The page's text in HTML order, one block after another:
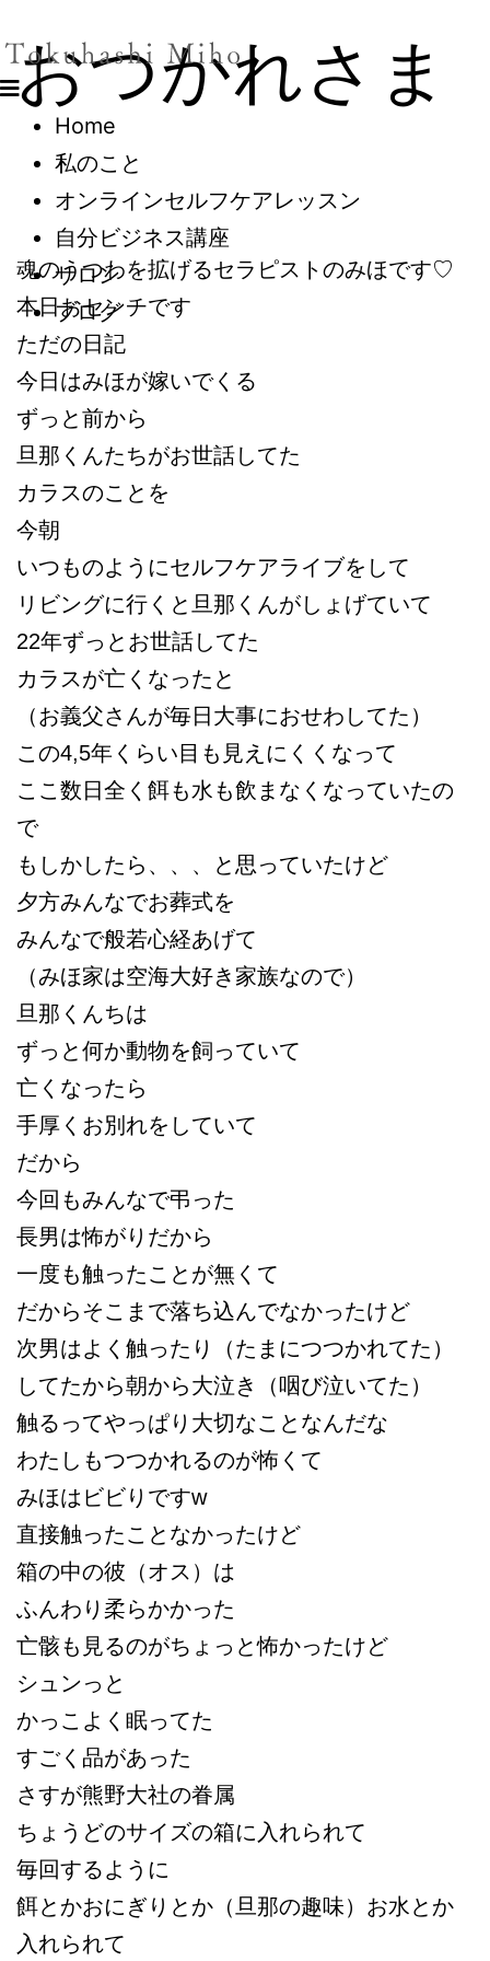
Home
私のこと
オンラインセルフケアレッスン
自分ビジネス講座
サロン
ブログ
おつかれさま
魂のうつわを拡げるセラピストのみほです♡
本日おセンチです
ただの日記
今日はみほが嫁いでくる
ずっと前から
旦那くんたちがお世話してた
カラスのことを
今朝
いつものようにセルフケアライブをして
リビングに行くと旦那くんがしょげていて
22年ずっとお世話してた
カラスが亡くなったと
（お義父さんが毎日大事におせわしてた）
この4,5年くらい目も見えにくくなって
ここ数日全く餌も水も飲まなくなっていたの
で
もしかしたら、、、と思っていたけど
夕方みんなでお葬式を
みんなで般若心経あげて
（みほ家は空海大好き家族なので）
旦那くんちは
ずっと何か動物を飼っていて
亡くなったら
手厚くお別れをしていて
だから
今回もみんなで弔った
長男は怖がりだから
一度も触ったことが無くて
だからそこまで落ち込んでなかったけど
次男はよく触ったり（たまにつつかれてた）
してたから朝から大泣き（咽び泣いてた）
触るってやっぱり大切なことなんだな
わたしもつつかれるのが怖くて
みほはビビりですw
直接触ったことなかったけど
箱の中の彼（オス）は
ふんわり柔らかかった
亡骸も見るのがちょっと怖かったけど
シュンっと
かっこよく眠ってた
すごく品があった
さすが熊野大社の眷属
ちょうどのサイズの箱に入れられて
毎回するように
餌とかおにぎりとか（旦那の趣味）お水とか
入れられて